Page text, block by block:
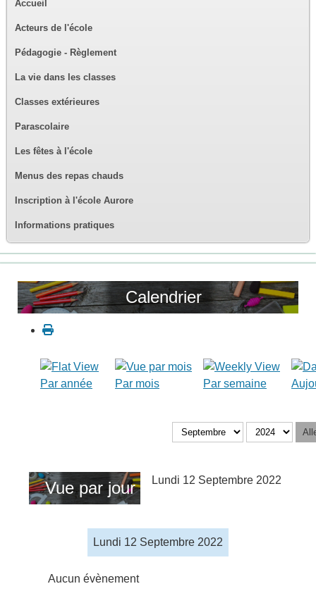
Accueil
Acteurs de l'école
Pédagogie - Règlement
La vie dans les classes
Classes extérieures
Parascolaire
Les fêtes à l'école
Menus des repas chauds
Inscription à l'école Aurore
Informations pratiques
Calendrier
Par année Par mois Par semaine
Vue par jour Lundi 12 Septembre 2022
Lundi 12 Septembre 2022
Aucun évènement